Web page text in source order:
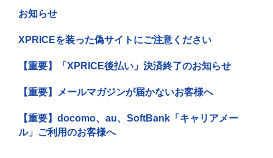
お知らせ
XPRICEを装った偽サイトにご注意ください
【重要】「XPRICE後払い」決済終了のお知らせ
【重要】メールマガジンが届かないお客様へ
【重要】docomo、au、SoftBank「キャリアメー
ル」ご利用のお客様へ